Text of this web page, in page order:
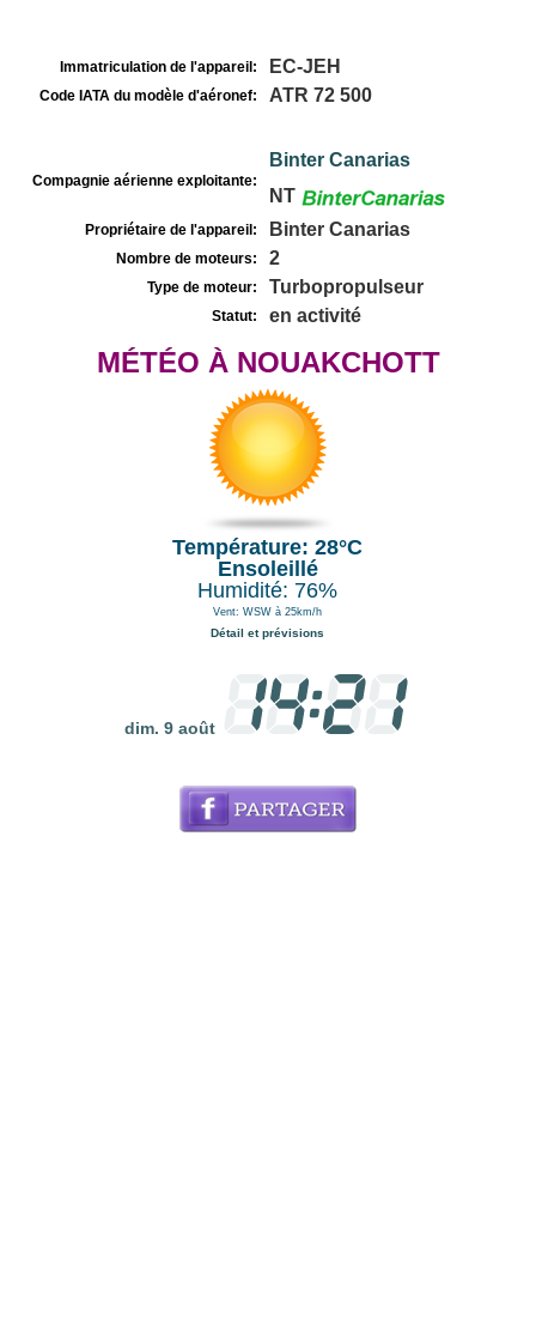
Immatriculation de l'appareil: EC-JEH
Code IATA du modèle d'aéronef: ATR 72 500
Compagnie aérienne exploitante:
Binter Canarias
NT
Propriétaire de l'appareil: Binter Canarias
Nombre de moteurs: 2
Type de moteur: Turbopropulseur
Statut: en activité
MÉTÉO À NOUAKCHOTT
Température: 28°C
Ensoleillé
Humidité: 76%
Vent: WSW à 25km/h
Détail et prévisions
dim. 9 août